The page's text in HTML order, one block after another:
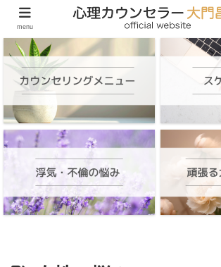
頑張る大人の女性のためのオンラインカ
menu